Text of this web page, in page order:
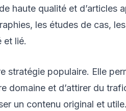
haute qualité et d’articles
les études de cas,
et lié.
stratégie populaire. Elle
domaine et d’attirer du
un contenu original et utile.